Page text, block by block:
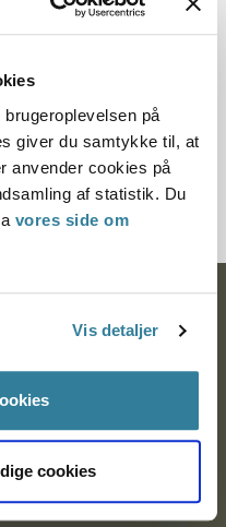
på
giver du samtykke til, at
anvender cookies på
af statistik. Du
vores side om
Vis detaljer
cookies